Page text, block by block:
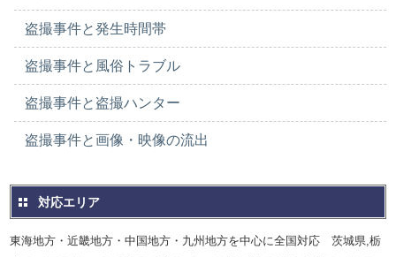
盗撮事件と発生時間帯
盗撮事件と風俗トラブル
盗撮事件と盗撮ハンター
盗撮事件と画像・映像の流出
対応エリア
東海地方・近畿地方・中国地方・九州地方を中心に全国対応 茨城県,栃